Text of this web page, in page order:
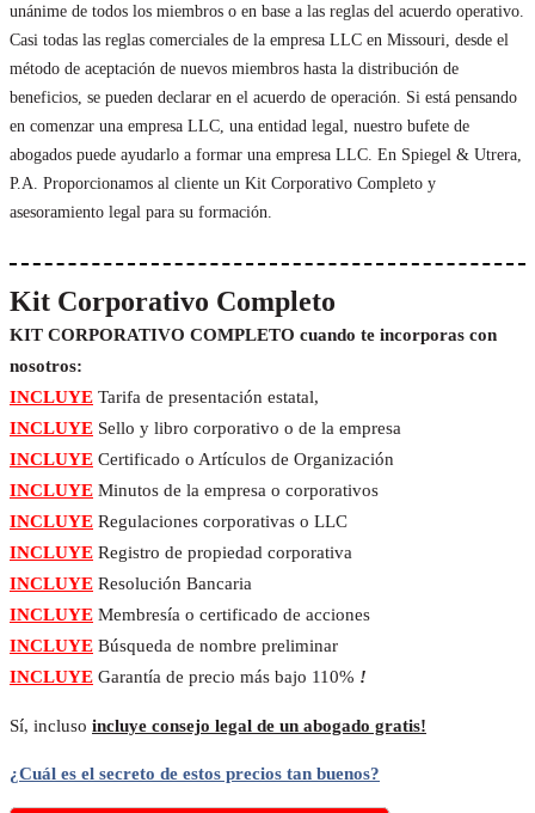
unánime de todos los miembros o en base a las reglas del acuerdo operativo.
Casi todas las reglas comerciales de la empresa LLC en Missouri, desde el
método de aceptación de nuevos miembros hasta la distribución de
beneficios, se pueden declarar en el acuerdo de operación. Si está pensando
en comenzar una empresa LLC, una entidad legal, nuestro bufete de
abogados puede ayudarlo a formar una empresa LLC. En Spiegel & Utrera,
P.A. Proporcionamos al cliente un Kit Corporativo Completo y
asesoramiento legal para su formación.
Kit Corporativo Completo
KIT CORPORATIVO COMPLETO cuando te incorporas con
nosotros:
INCLUYE Tarifa de presentación estatal,
INCLUYE Sello y libro corporativo o de la empresa
INCLUYE Certificado o Artículos de Organización
INCLUYE Minutos de la empresa o corporativos
INCLUYE Regulaciones corporativas o LLC
INCLUYE Registro de propiedad corporativa
INCLUYE Resolución Bancaria
INCLUYE Membresía o certificado de acciones
INCLUYE Búsqueda de nombre preliminar
INCLUYE Garantía de precio más bajo 110% !
Sí, incluso incluye consejo legal de un abogado gratis!
¿Cuál es el secreto de estos precios tan buenos?